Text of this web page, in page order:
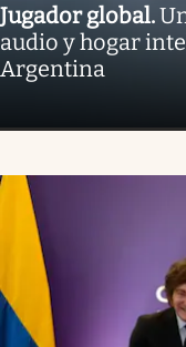
Jugador global.
audio y hogar
Argentina